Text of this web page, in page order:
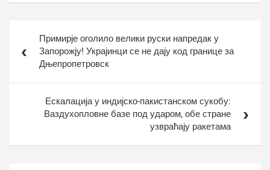
чланкаПримирје оголило велики руски напредак у
Запорожју! Украјинци се не дају код границе за
Дњепропетровск
Ескалација у индијско-пакистанском сукобу:
Ваздухопловне базе под ударом, обе стране
узвраћају ракетама